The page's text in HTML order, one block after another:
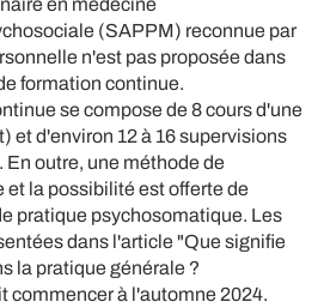
(SAPPM) reconnue par
n'est pas proposée dans
formation continue.
se compose de 8 cours d'une
et d'environ 12 à 16 supervisions
En outre, une méthode de
et la possibilité est offerte de
pratique psychosomatique. Les
dans l'article "Que signifie
la pratique générale ?
commencer à l'automne 2024.